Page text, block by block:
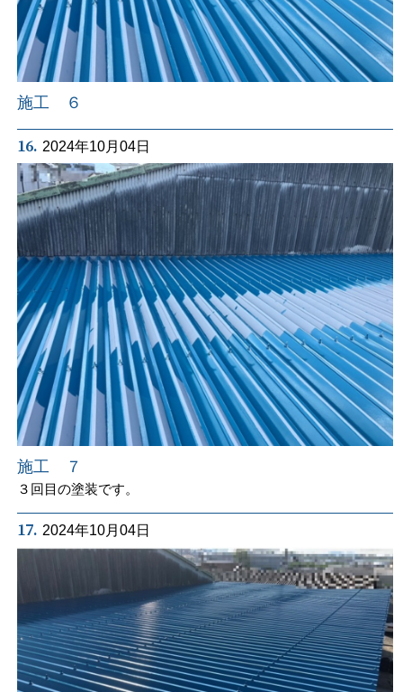
施工 ６
16. 2024年10月04日
施工 ７
３回目の塗装です。
17. 2024年10月04日